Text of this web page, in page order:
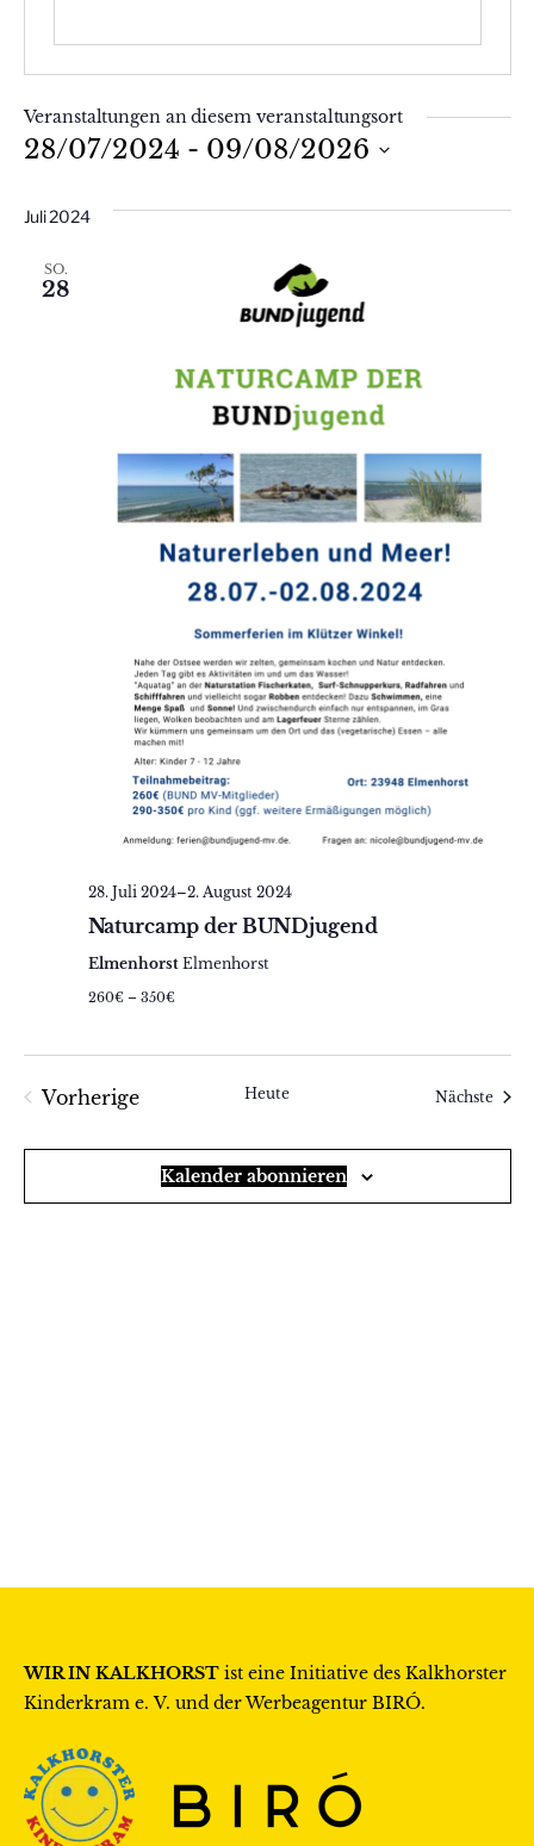
Veranstaltungen an diesem veranstaltungsort
28/07/2024 - 09/08/2026
wählen.
Juli 2024
SO.
28
Naturcamp der BUNDjugend
28. Juli 2024–2. August 2024
Elmenhorst Elmenhorst
260€ – 350€
Vorherige
Heute Nächste
Kalender abonnieren
WIR IN KALKHORST ist eine Initiative des Kalkhorster
Kinderkram e. V. und der Werbeagentur BIRÓ.